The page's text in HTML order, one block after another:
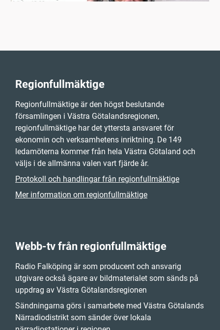
Regionfullmäktige
Regionfullmäktige är den högst beslutande
församlingen i Västra Götalandsregionen,
regionfullmäktige har det yttersta ansvaret för
ekonomin och verksamhetens inriktning. De 149
ledamöterna kommer från hela Västra Götaland och
väljs i de allmänna valen vart fjärde år.
Protokoll och handlingar från regionfullmäktige
Mer information om regionfullmäktige
Webb-tv från regionfullmäktige
Radio Falköping är som producent och ansvarig
utgivare också ägare av bildmaterialet som sänds på
uppdrag av Västra Götalandsregionen
Sändningarna görs i samarbete med Västra Götalands
Närradiodistrikt som sänder över lokala